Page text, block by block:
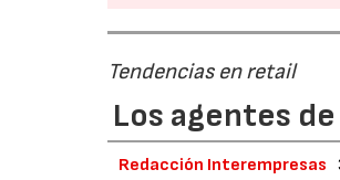
Tendencias en retail
Los agentes
Redacción Interempresas